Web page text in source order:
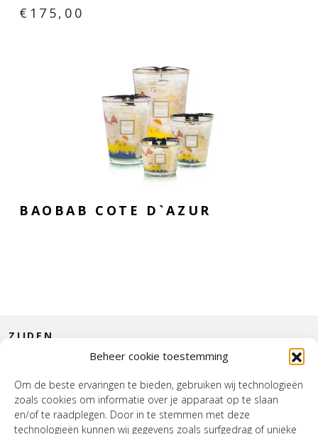
Beheer cookie toestemming
Om de beste ervaringen te bieden, gebruiken wij technologieën
zoals cookies om informatie over je apparaat op te slaan
en/of te raadplegen. Door in te stemmen met deze
technologieën kunnen wij gegevens zoals surfgedrag of unieke
€ 175,00
BAOBAB COTE D`AZUR
ZIJDEN
INTERIEUR